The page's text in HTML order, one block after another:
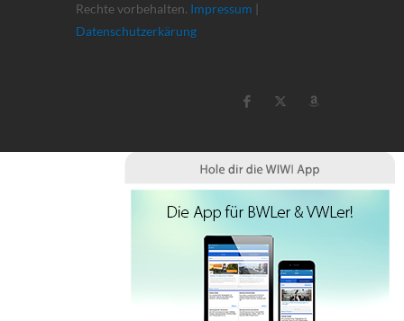
Rechte vorbehalten. Impressum
Datenschutzerkärung